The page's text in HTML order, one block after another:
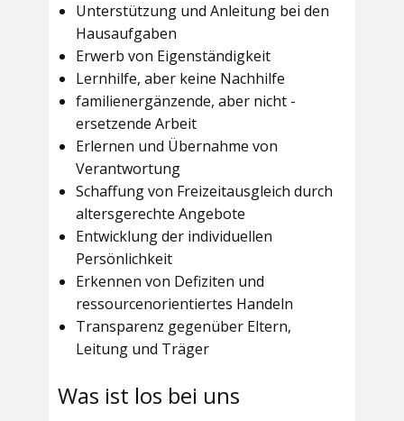
Unterstützung und Anleitung bei den
Hausaufgaben
Erwerb von Eigenständigkeit
Lernhilfe, aber keine Nachhilfe
familienergänzende, aber nicht -
ersetzende Arbeit
Erlernen und Übernahme von
Verantwortung
Schaffung von Freizeitausgleich durch
altersgerechte Angebote
Entwicklung der individuellen
Persönlichkeit
Erkennen von Defiziten und
ressourcenorientiertes Handeln
Transparenz gegenüber Eltern,
Leitung und Träger
Was ist los bei uns